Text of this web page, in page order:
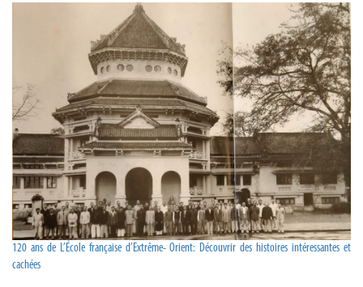
120 ans de L’École française d’Extrême- Orient: Découvrir des histoires intéressantes et
cachées